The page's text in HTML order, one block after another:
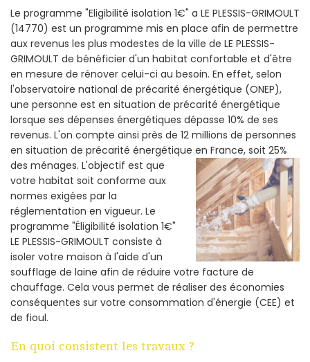
Le programme "Eligibilité isolation 1€" a LE PLESSIS-GRIMOULT
(14770) est un programme mis en place afin de permettre
aux revenus les plus modestes de la ville de LE PLESSIS-
GRIMOULT de bénéficier d'un habitat confortable et d'être
en mesure de rénover celui-ci au besoin. En effet, selon
l'observatoire national de précarité énergétique (ONEP),
une personne est en situation de précarité énergétique
lorsque ses dépenses énergétiques dépasse 10% de ses
revenus. L'on compte ainsi près de 12 millions de personnes
en situation de précarité énergétique en France, soit 25%
des ménages. L'objectif est que
votre habitat soit conforme aux
normes exigées par la
réglementation en vigueur. Le
programme "Éligibilité isolation 1€"
LE PLESSIS-GRIMOULT consiste à
isoler votre maison à l'aide d'un
soufflage de laine afin de réduire votre facture de
chauffage. Cela vous permet de réaliser des économies
conséquentes sur votre consommation d'énergie (CEE) et
de fioul.
En quoi consistent les travaux ?